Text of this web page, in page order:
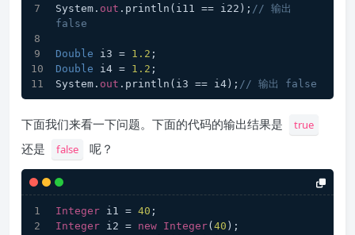
System. out .println(i11 == i22); // 输出
false
Double i3 = 1.2 ;
Double i4 = 1.2 ;
System. out .println(i3 == i4); // 输出 false
下面我们来看一下问题。下面的代码的输出结果是 true
还是 false 呢？
Integer i1 = 40 ;
Integer i2 = new Integer( 40 );